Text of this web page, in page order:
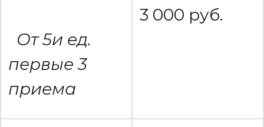
От 5и ед.
первые 3
приема
3 000 руб.